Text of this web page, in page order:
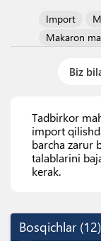
Import
Makaron
Biz
Tadbirkor
import
barcha zarur
talablarini
kerak.
Bosqichlar (12)